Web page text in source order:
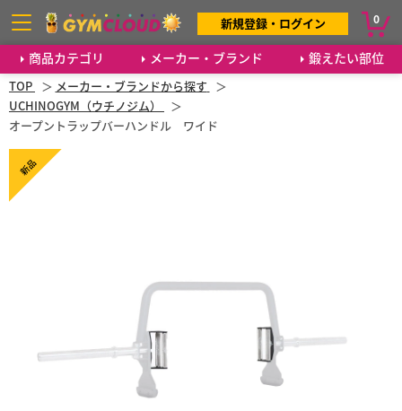
商品カテゴリ メーカー・ブランド 鍛えたい部位
新規登録・ログイン 0
TOP
メーカー・ブランドから探す
UCHINOGYM（ウチノジム）
オープントラップバーハンドル ワイド
新品